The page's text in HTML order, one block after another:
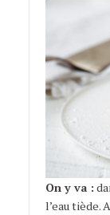
On y va :
l’eau tiède.